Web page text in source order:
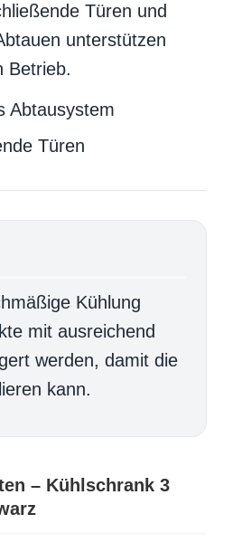
Türen und
unterstützen
Betrieb.
Abtausystem
Türen
Kühlung
mit ausreichend
werden, damit die
kann.
– Kühlschrank 3